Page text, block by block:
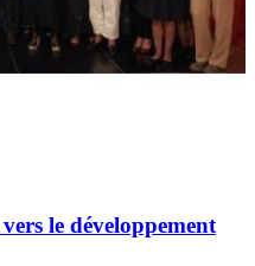
le développement